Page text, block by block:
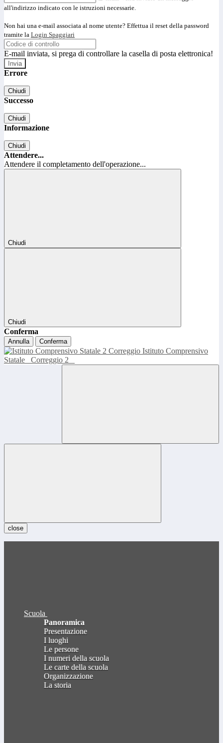
all'indirizzo indicato con le istruzioni necessarie.
Non hai una e-mail associata al nome utente? Effettua il reset della password
tramite la Login Spaggiari
E-mail inviata, si prega di controllare la casella di posta elettronica!
Errore
Chiudi
Successo
Chiudi
Informazione
Chiudi
Attendere...
Attendere il completamento dell'operazione...
Chiudi
Chiudi
Conferma
Annulla Conferma
Istituto Comprensivo
Statale
Correggio 2
close
Scuola
Panoramica
Presentazione
I luoghi
Le persone
I numeri della scuola
Le carte della scuola
Organizzazione
La storia